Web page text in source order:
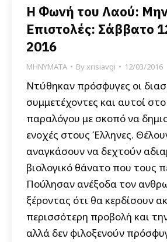
Η Φωνή του Λαού:
Επιστολές: Σάββατο
2016
ΜΗΝΥΜΑΤΑ Byxrisiavgi 12/03/2016
Ντύθηκαν πρόσφυγες οι
συμμετέχοντες και αυτοί
παραλόγου με σκοπό να
ενοχές στους Έλληνες.
αναγκάσουν να δεχτούν
βιολογικό θάνατο που τους
Πούλησαν ανέξοδα τον
ξέροντας ότι θα κερδίσουν
περισσότερη προβολή και
αλλά δεν φιλοξενούν